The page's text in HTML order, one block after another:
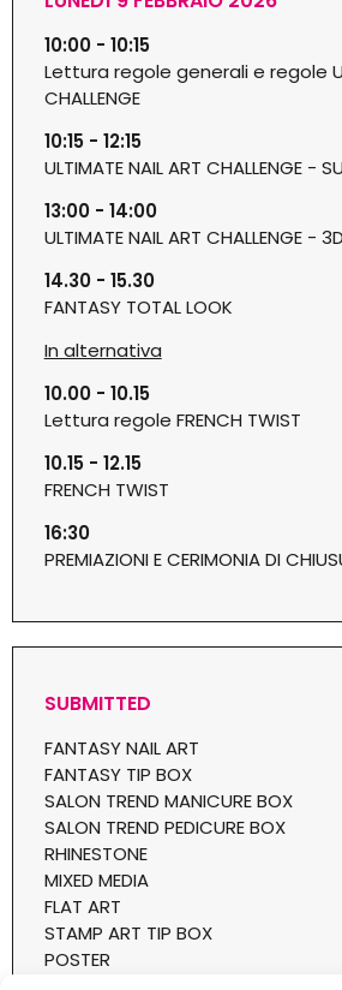
10:00 - 10:15
Lettura regole generali e regole
CHALLENGE
10:15 - 12:15
ULTIMATE NAIL ART CHALLENGE -
13:00 - 14:00
ULTIMATE NAIL ART CHALLENGE -
14.30 - 15.30
FANTASY TOTAL LOOK
In alternativa
10.00 - 10.15
Lettura regole FRENCH TWIST
10.15 - 12.15
FRENCH TWIST
16:30
PREMIAZIONI E CERIMONIA DI
SUBMITTED
FANTASY NAIL ART
FANTASY TIP BOX
SALON TREND MANICURE BOX
SALON TREND PEDICURE BOX
RHINESTONE
MIXED MEDIA
FLAT ART
STAMP ART TIP BOX
POSTER